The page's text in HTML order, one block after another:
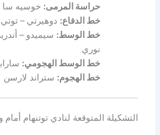
حراسة المرمى: خوسيه سا
خط الدفاع: دوهيرتي – توتي
خط الوسط: سيميدو –
نوري
خط الوسط الهجومي:
خط الهجوم: ستراند لارسن
التشكيلة المتوقعة لنادي توتنهام